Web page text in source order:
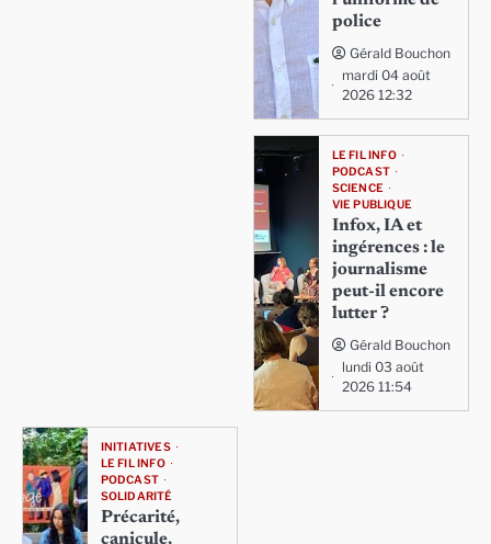
police
Gérald Bouchon
mardi 04 août
2026 12:32
LE FIL INFO
PODCAST
SCIENCE
VIE PUBLIQUE
Infox, IA et
ingérences : le
journalisme
peut-il encore
lutter ?
Gérald Bouchon
lundi 03 août
2026 11:54
INITIATIVES
LE FIL INFO
PODCAST
SOLIDARITÉ
Précarité,
canicule,